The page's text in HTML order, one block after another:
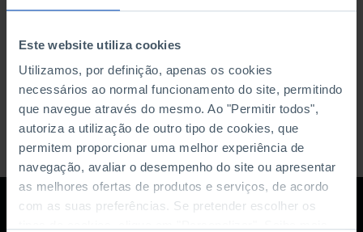
Este website utiliza cookies
Utilizamos, por definição, apenas os cookies
necessários ao normal funcionamento do site, permitindo
que navegue através do mesmo. Ao "Permitir todos",
autoriza a utilização de outro tipo de cookies, que
permitem proporcionar uma melhor experiência de
navegação, avaliar o desempenho do site ou apresentar
as melhores ofertas de produtos e serviços, de acordo
com as suas preferências. Se pretender escolher os